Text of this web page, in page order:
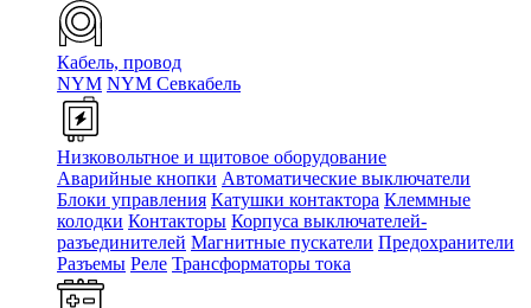
Кабель, провод
NYM NYM Севкабель
Низковольтное и щитовое оборудование
Аварийные кнопки Автоматические выключатели
Блоки управления Катушки контактора Клеммные
колодки Контакторы Корпуса выключателей-
разъединителей Магнитные пускатели Предохранители
Разъемы Реле Трансформаторы тока